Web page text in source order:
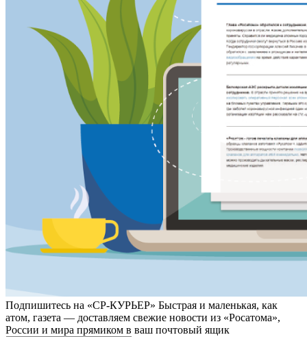
Подпишитесь на «СР-КУРЬЕР» Быстрая и маленькая, как
атом, газета — доставляем свежие новости из «Росатома»,
России и мира прямиком в ваш почтовый ящик